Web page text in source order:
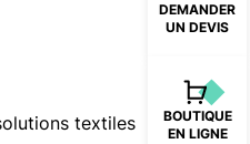
DEMANDER
UN DEVIS
BOUTIQUE
EN LIGNE
textiles